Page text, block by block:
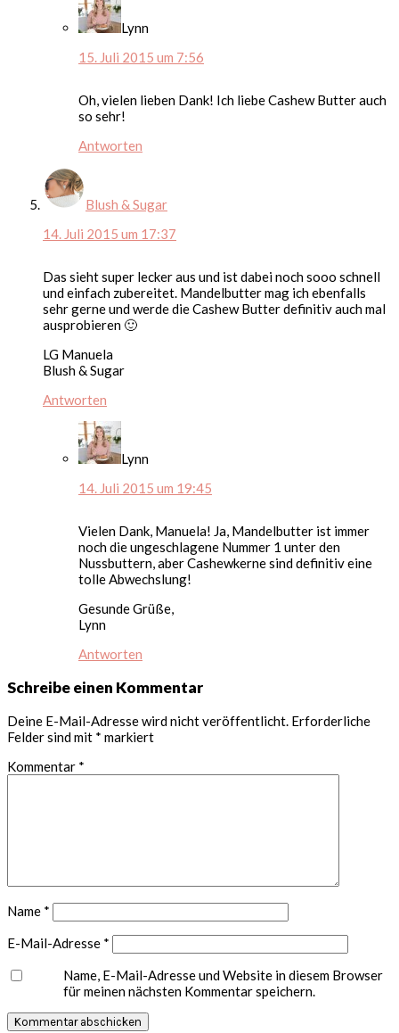
Lynn
15. Juli 2015 um 7:56
Oh, vielen lieben Dank! Ich liebe Cashew Butter auch
so sehr!
Antworten
Blush & Sugar
14. Juli 2015 um 17:37
Das sieht super lecker aus und ist dabei noch sooo schnell
und einfach zubereitet. Mandelbutter mag ich ebenfalls
sehr gerne und werde die Cashew Butter definitiv auch mal
ausprobieren 🙂
LG Manuela
Blush & Sugar
Antworten
Lynn
14. Juli 2015 um 19:45
Vielen Dank, Manuela! Ja, Mandelbutter ist immer
noch die ungeschlagene Nummer 1 unter den
Nussbuttern, aber Cashewkerne sind definitiv eine
tolle Abwechslung!
Gesunde Grüße,
Lynn
Antworten
Schreibe einen Kommentar
Deine E-Mail-Adresse wird nicht veröffentlicht. Erforderliche
Felder sind mit * markiert
Kommentar *
Name *
E-Mail-Adresse *
Name, E-Mail-Adresse und Website in diesem Browser
für meinen nächsten Kommentar speichern.